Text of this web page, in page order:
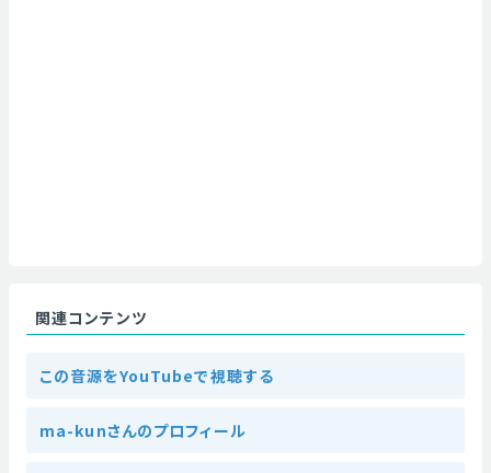
関連コンテンツ
この音源をYouTubeで視聴する
ma-kunさんのプロフィール